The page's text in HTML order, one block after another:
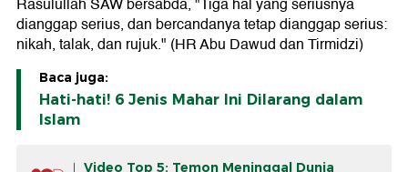
Rasulullah SAW bersabda, "Tiga hal yang seriusnya
dianggap serius, dan bercandanya tetap dianggap serius:
nikah, talak, dan rujuk." (HR Abu Dawud dan Tirmidzi)
Baca juga:
Hati-hati! 6 Jenis Mahar Ini Dilarang dalam
Islam
Video Top 5: Temon Meninggal Dunia